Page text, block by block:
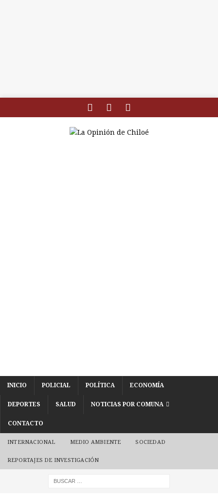
INICIO POLICIAL POLÍTICA ECONOMÍA
DEPORTES SALUD NOTICIAS POR COMUNA
CONTACTO
INTERNACIONAL MEDIO AMBIENTE SOCIEDAD
REPORTAJES DE INVESTIGACIÓN